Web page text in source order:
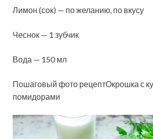
Лимон (сок) — по желанию, по вкусу
Чеснок — 1 зубчик
Вода — 150 мл
Пошаговый фото рецептОкрошка с
помидорами